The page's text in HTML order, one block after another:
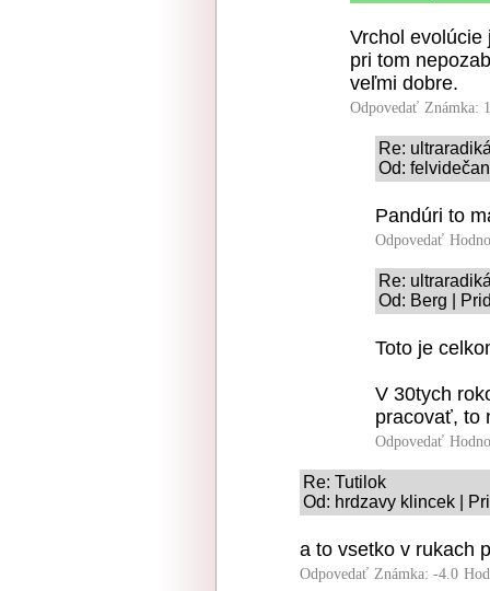
Vrchol
pri tom
veľmi dobre.
Odpovedať Známka:
Re:
Od:
Pandúri to
Odpovedať
Re:
Od: Berg |
Toto je
V 30tych
pracovať, to
Odpovedať
Re: Tutilok
Od: hrdzavy klincek |
a to vsetko v rukach
Odpovedať Známka: -4.0